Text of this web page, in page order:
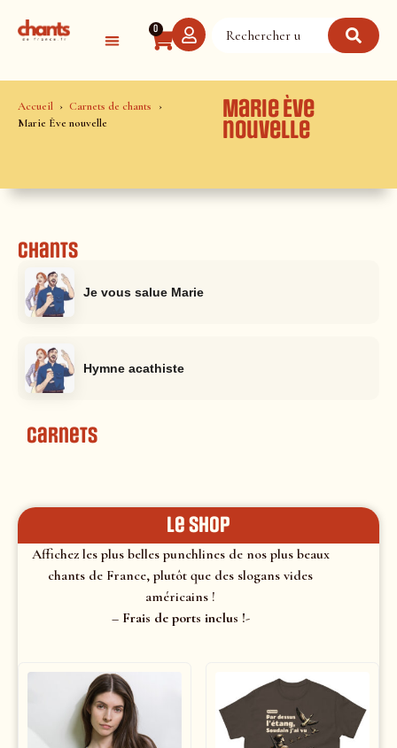
0
Accueil
Carnets de chants
Marie Ève nouvelle
Marie Ève
nouvelle
Chants
Je vous salue Marie
Hymne acathiste
Carnets
le shop
Affichez les plus belles punchlines de nos plus beaux
chants de France, plutôt que des slogans vides
américains !
– Frais de ports inclus !-